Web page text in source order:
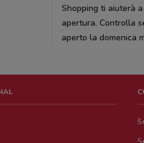
Shopping ti aiuterà
apertura. Controlla
aperto la domenica